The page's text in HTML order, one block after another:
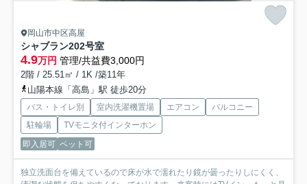
岡山市中区高屋
シャブラン202号室
4.9万円 管理/共益費3,000円
2階 / 25.51㎡ / 1K /築11年
山陽本線「高島」駅 徒歩20分
バス・トイレ別 室内洗濯機置場 エアコン
バルコニー
駐輪場
TVモニタ付インターホン
即入居可 ペット可
独立洗面台を備えているので床が水で濡れたり鏡が曇ったりしにくく、